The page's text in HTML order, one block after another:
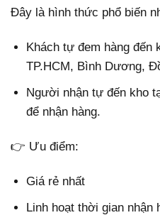
Đây là hình thức phổ biến
Khách tự đem hàng đến
TP.HCM, Bình Dương,
Người nhận tự đến kho
để nhận hàng.
👉 Ưu điểm:
Giá rẻ nhất
Linh hoạt thời gian nhận